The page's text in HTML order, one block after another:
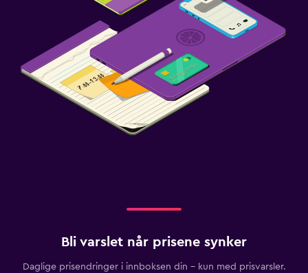
Bli varslet når prisene synker
Daglige prisendringer i innboksen din – kun med prisvarsler.